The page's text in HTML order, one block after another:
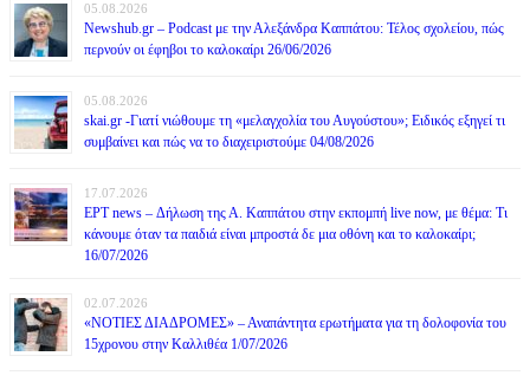
05.08.2026
Newshub.gr – Podcast με την Αλεξάνδρα Καππάτου: Τέλος σχολείου, πώς
περνούν οι έφηβοι το καλοκαίρι 26/06/2026
05.08.2026
skai.gr -Γιατί νιώθουμε τη «μελαγχολία του Αυγούστου»; Ειδικός εξηγεί τι
συμβαίνει και πώς να το διαχειριστούμε 04/08/2026
17.07.2026
ΕΡΤ news – Δήλωση της Α. Καππάτου στην εκπομπή live now, με θέμα: Τι
κάνουμε όταν τα παιδιά είναι μπροστά δε μια οθόνη και το καλοκαίρι;
16/07/2026
02.07.2026
«ΝΟΤΙΕΣ ΔΙΑΔΡΟΜΕΣ» – Αναπάντητα ερωτήματα για τη δολοφονία του
15χρονου στην Καλλιθέα 1/07/2026